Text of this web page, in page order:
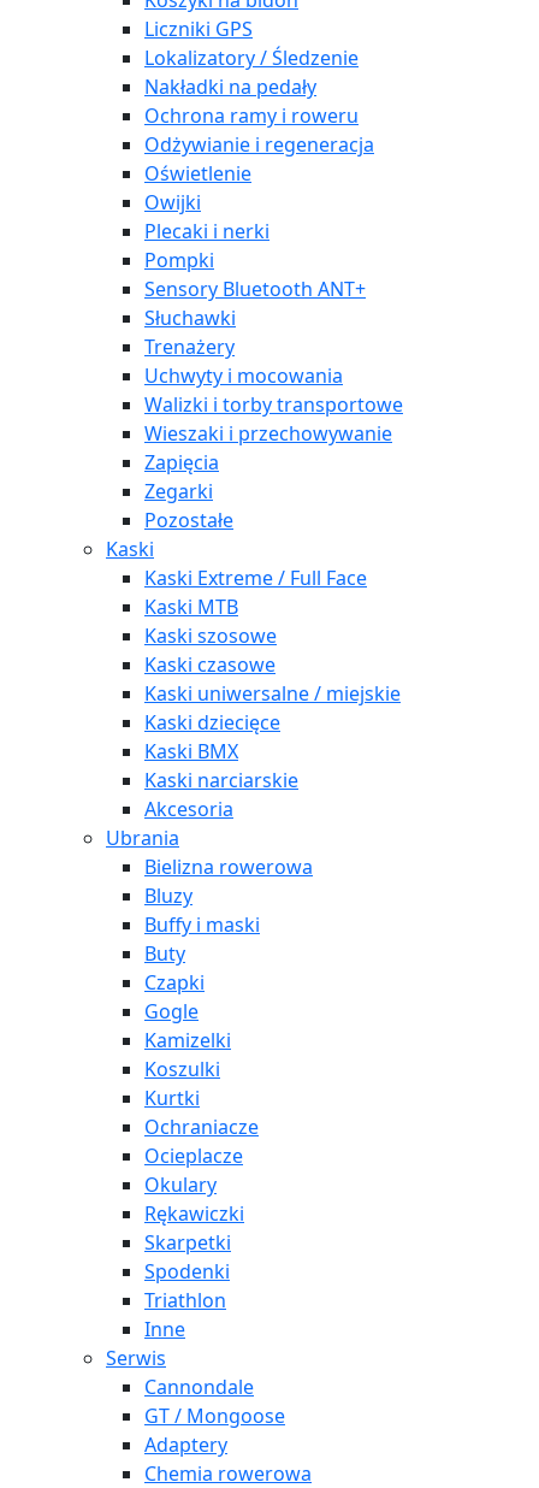
Liczniki GPS
Lokalizatory / Śledzenie
Nakładki na pedały
Ochrona ramy i roweru
Odżywianie i regeneracja
Oświetlenie
Owijki
Plecaki i nerki
Pompki
Sensory Bluetooth ANT+
Słuchawki
Trenażery
Uchwyty i mocowania
Walizki i torby transportowe
Wieszaki i przechowywanie
Zapięcia
Zegarki
Pozostałe
Kaski
Kaski Extreme / Full Face
Kaski MTB
Kaski szosowe
Kaski czasowe
Kaski uniwersalne / miejskie
Kaski dziecięce
Kaski BMX
Kaski narciarskie
Akcesoria
Ubrania
Bielizna rowerowa
Bluzy
Buffy i maski
Buty
Czapki
Gogle
Kamizelki
Koszulki
Kurtki
Ochraniacze
Ocieplacze
Okulary
Rękawiczki
Skarpetki
Spodenki
Triathlon
Inne
Serwis
Cannondale
GT / Mongoose
Adaptery
Chemia rowerowa